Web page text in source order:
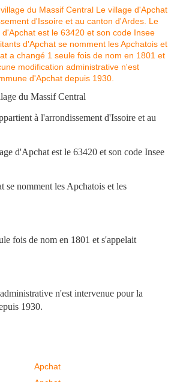
du Massif Central
à l'arrondissement d'Issoire et au
d'Apchat est le 63420 et son code Insee
se nomment les Apchatois et les
fois de nom en 1801 et s'appelait
n'est intervenue pour la
1930.